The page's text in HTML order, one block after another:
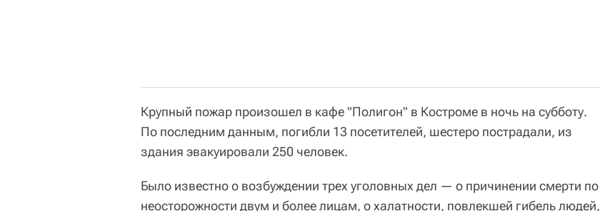
Крупный пожар произошел в кафе "Полигон" в Костроме в ночь на субботу.
По последним данным, погибли 13 посетителей, шестеро пострадали, из
здания эвакуировали 250 человек.
Было известно о возбуждении трех уголовных дел — о причинении смерти по
неосторожности двум и более лицам, о халатности, повлекшей гибель людей,